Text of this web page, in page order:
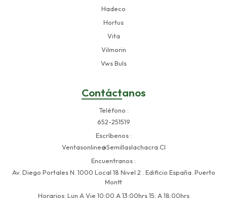
Hadeco
Hortus
Vita
Vilmorin
Vws Buls
Contáctanos
Teléfono
652-251519
Escríbenos
Ventasonline@semillaslachacra.cl
Encuentranos
Av. Diego Portales N. 1000 Local 18 Nivel 2 . Edificio España. Puerto
Montt
Horarios: Lun A Vie 10:00 A 13:00hrs 15: A 18:00hrs